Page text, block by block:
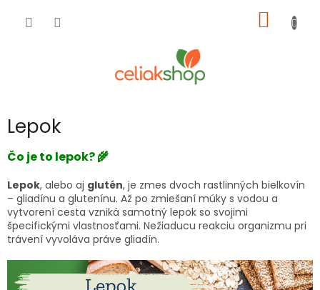
KOŠÍK
Lepok
Čo je to lepok? 🌾
Lepok, alebo aj glutén, je zmes dvoch rastlinných bielkovín
– gliadínu a glutenínu. Až po zmiešaní múky s vodou a
vytvorení cesta vzniká samotný lepok so svojimi
špecifickými vlastnosťami. Nežiaducu reakciu organizmu pri
trávení vyvoláva práve gliadín.